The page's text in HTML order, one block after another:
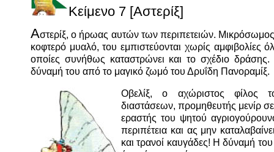
Κείμενο 7 [Αστερίξ]
Αστερίξ, ο ήρωας αυτών των περιπετειών.
κοφτερό μυαλό, του εμπιστεύονται χωρίς αμφιβολίες
οποίες συνήθως καταστρώνει και το σχέδιο
δύναμή του από το μαγικό ζωμό του Δρυΐδη Πανοραμίξ.
Οβελίξ, ο αχώριστος φίλος
διαστάσεων, προμηθευτής μενίρ
εραστής του ψητού
περιπέτεια και ας μην
και τρανοί καυγάδες! Η δύναμή του